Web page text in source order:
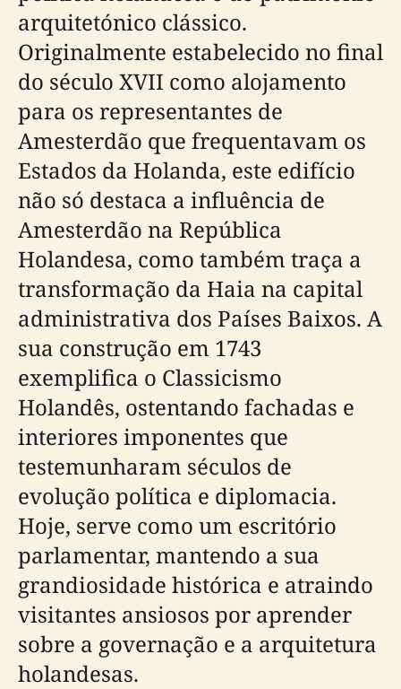
arquitetónico clássico.
Originalmente estabelecido no final
do século XVII como alojamento
para os representantes de
Amesterdão que frequentavam os
Estados da Holanda, este edifício
não só destaca a influência de
Amesterdão na República
Holandesa, como também traça a
transformação da Haia na capital
administrativa dos Países Baixos. A
sua construção em 1743
exemplifica o Classicismo
Holandês, ostentando fachadas e
interiores imponentes que
testemunharam séculos de
evolução política e diplomacia.
Hoje, serve como um escritório
parlamentar, mantendo a sua
grandiosidade histórica e atraindo
visitantes ansiosos por aprender
sobre a governação e a arquitetura
holandesas.